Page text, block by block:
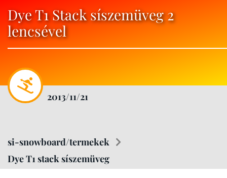
Dye T1 Stack síszemüveg 2
lencsével
2013/11/21
si-snowboard/termekek
Dye T1 stack síszemüveg